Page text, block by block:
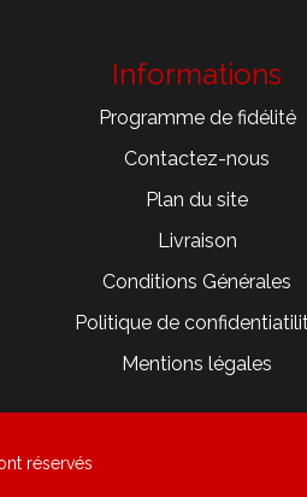
Informations
Programme de fidélité
Contactez-nous
Plan du site
Livraison
Conditions Générales
Politique de
Mentions légales
réservés